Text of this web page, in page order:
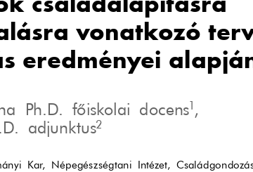
vonatkozó
eredményei
Ph.D. fôiskolai docens1 ,
adjunktus2
Kar, Népegészségtani Intézet,